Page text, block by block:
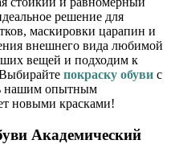
решение для
маскировки царапин и
внешнего вида любимой
вещей и подходим к
покраску обуви с
нашим опытным
новыми красками!
Академический